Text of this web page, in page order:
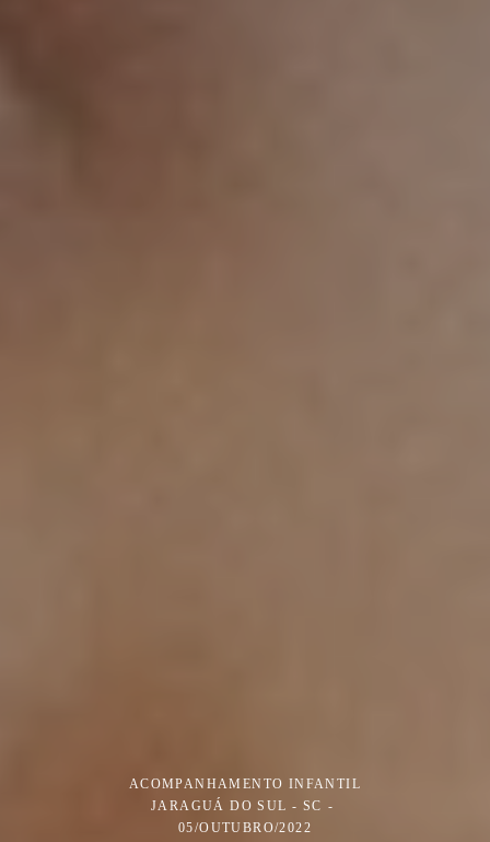
ACOMPANHAMENTO INFANTIL
JARAGUÁ DO SUL - SC
05/OUTUBRO/2022